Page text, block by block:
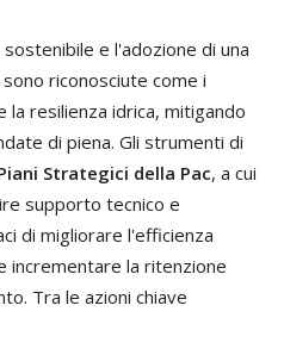
e l'adozione di una
riconosciute come i
la resilienza idrica, mitigando
di piena. Gli strumenti di
Strategici della Pac, a cui
supporto tecnico e
di migliorare l'efficienza
incrementare la ritenzione
Tra le azioni chiave